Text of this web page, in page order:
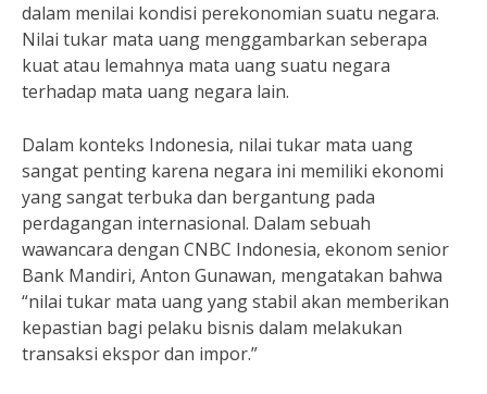
dalam menilai kondisi perekonomian suatu negara.
Nilai tukar mata uang menggambarkan seberapa
kuat atau lemahnya mata uang suatu negara
terhadap mata uang negara lain.
Dalam konteks Indonesia, nilai tukar mata uang
sangat penting karena negara ini memiliki ekonomi
yang sangat terbuka dan bergantung pada
perdagangan internasional. Dalam sebuah
wawancara dengan CNBC Indonesia, ekonom senior
Bank Mandiri, Anton Gunawan, mengatakan bahwa
“nilai tukar mata uang yang stabil akan memberikan
kepastian bagi pelaku bisnis dalam melakukan
transaksi ekspor dan impor.”